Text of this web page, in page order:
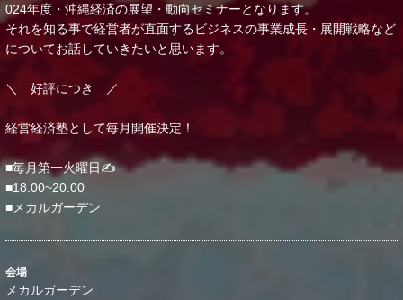
024年度・沖縄経済の展望・動向セミナーとなります。
それを知る事で経営者が直面するビジネスの事業成長・展開戦略など
についてお話していきたいと思います。
＼ 好評につき ／
経営経済塾として毎月開催決定！
■毎月第一火曜日✍
■18:00~20:00
■メカルガーデン
会場
メカルガーデン